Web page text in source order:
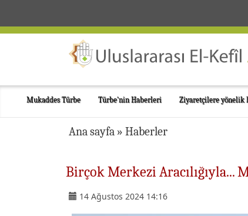
Mukaddes Türbe Türbe'nin Haberleri Ziyaretçilere yönelik
Ana sayfa » Haberler
Birçok Merkezi
14 Ağustos 2024 14:16